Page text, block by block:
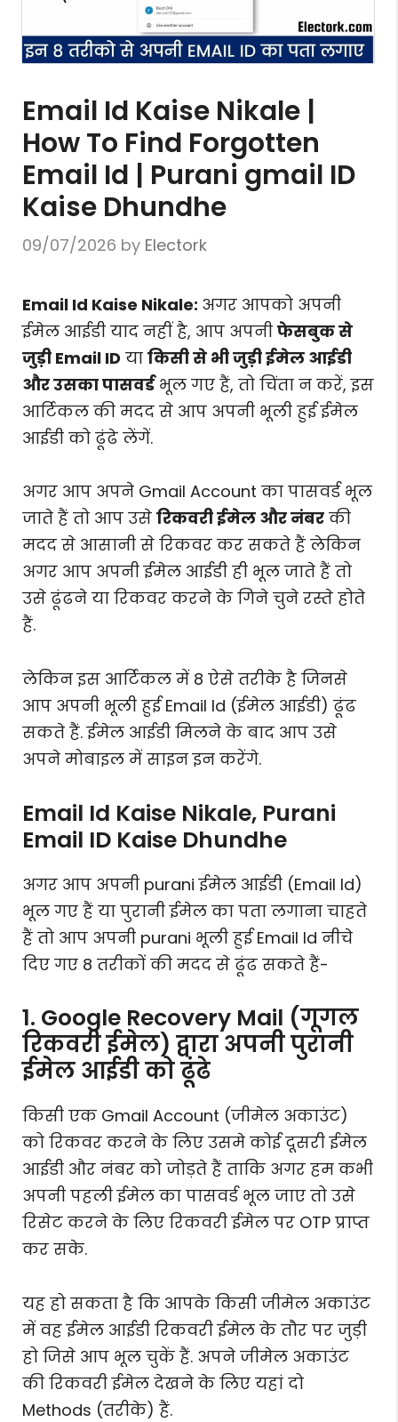
Email Id Kaise Nikale |
How To Find Forgotten
Email Id | Purani gmail ID
Kaise Dhundhe
09/07/2026 by Electork
Email Id Kaise Nikale: अगर आपको अपनी
ईमेल आईडी याद नहीं है, आप अपनी फेसबुक से
जुड़ी Email ID या किसी से भी जुड़ी ईमेल आईडी
और उसका पासवर्डभूल गए हैं, तो चिंता न करें, इस
आर्टिकल की मदद से आप अपनी भूली हुई ईमेल
आईडी को ढूंढे लेंगें.
अगर आप अपने Gmail Account का पासवर्ड भूल
जाते हैं तो आप उसे रिकवरी ईमेल और नंबर की
मदद से आसानी से रिकवर कर सकते हैं लेकिन
अगर आप अपनी ईमेल आईडी ही भूल जाते हैं तो
उसे ढूंढने या रिकवर करने के गिने चुने रस्ते होते
हैं.
लेकिन इस आर्टिकल में 8 ऐसे तरीके है जिनसे
आप अपनी भूली हुई Email Id (ईमेल आईडी) ढूंढ
सकते हैं. ईमेल आईडी मिलने के बाद आप उसे
अपने मोबाइल में साइन इन करेंगे.
Email Id Kaise Nikale, Purani
Email ID Kaise Dhundhe
अगर आप अपनी purani ईमेल आईडी (Email Id)
भूल गए हैं या पुरानी ईमेल का पता लगाना चाहते
हैं तो आप अपनी purani भूली हुई Email Id नीचे
दिए गए 8 तरीकों की मदद से ढूंढ सकते हैं-
1. Google Recovery Mail (गूगल
रिकवरी ईमेल) द्वारा अपनी पुरानी
ईमेल आईडी को ढूंढे
किसी एक Gmail Account (जीमेल अकाउंट)
को रिकवर करने के लिए उसमे कोई दूसरी ईमेल
आईडी और नंबर को जोड़ते हैं ताकि अगर हम कभी
अपनी पहली ईमेल का पासवर्ड भूल जाए तो उसे
रिसेट करने के लिए रिकवरी ईमेल पर OTP प्राप्त
कर सके.
यह हो सकता है कि आपके किसी जीमेल अकाउंट
में वह ईमेल आईडी रिकवरी ईमेल के तौर पर जुड़ी
हो जिसे आप भूल चुकें हैं. अपने जीमेल अकाउंट
की रिकवरी ईमेल देखने के लिए यहां दो
Methods (तरीके) हैं.